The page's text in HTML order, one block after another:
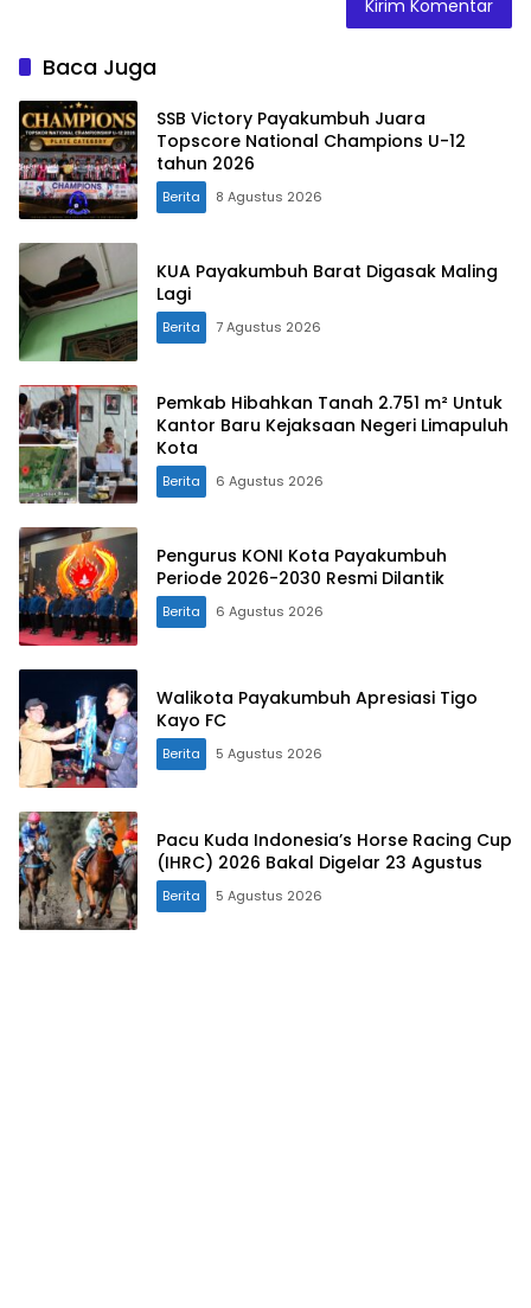
Baca Juga
SSB Victory Payakumbuh Juara
Topscore National Champions U-12
tahun 2026
Berita 8 Agustus 2026
KUA Payakumbuh Barat Digasak Maling
Lagi
Berita 7 Agustus 2026
Pemkab Hibahkan Tanah 2.751 m² Untuk
Kantor Baru Kejaksaan Negeri Limapuluh
Kota
Berita 6 Agustus 2026
Pengurus KONI Kota Payakumbuh
Periode 2026-2030 Resmi Dilantik
Berita 6 Agustus 2026
Walikota Payakumbuh Apresiasi Tigo
Kayo FC
Berita 5 Agustus 2026
Pacu Kuda Indonesia’s Horse Racing Cup
(IHRC) 2026 Bakal Digelar 23 Agustus
Berita 5 Agustus 2026